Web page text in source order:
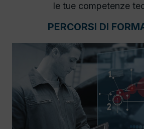
le tue competenze
PERCORSI DI